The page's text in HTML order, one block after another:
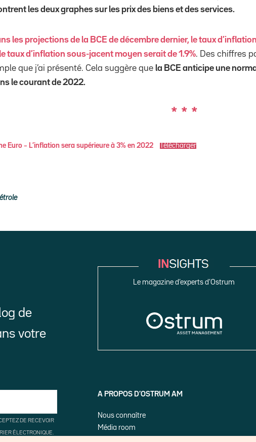
les deux graphes sur les prix des biens et des services.
les projections de la BCE de décembre dernier, le taux
taux d’inflation sous-jacent moyen serait de 1.9%. Des chiffres
que j’ai présenté. Cela suggère que la BCE anticipe une
le courant de 2022.
* * *
Euro – L’inflation sera supérieure à 3% en 2022 Télécharger
de
votre
DE RECEVOIR
ÉLECTRONIQUE.
Le magazine d’experts d’Ostrum
A PROPOS D’OSTRUM AM
Nous connaître
Média room